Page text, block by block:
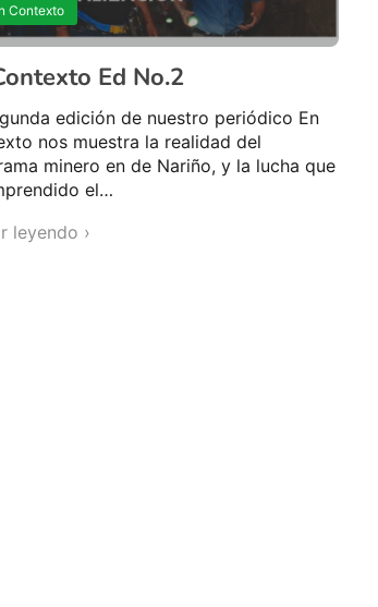
Contexto
Ed No.2
edición de nuestro periódico En
nos muestra la realidad del
minero en de Nariño, y la lucha que
el…
leyendo ›